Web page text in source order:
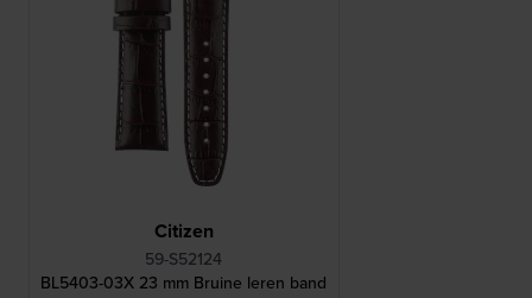
Citizen
59-S52124
BL5403-03X 23 mm Bruine leren band